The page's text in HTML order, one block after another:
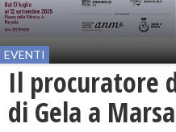
EVENTI
Il procuratore
di Gela a